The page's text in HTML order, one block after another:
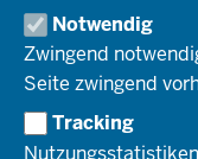
Notwendig
Zwingend
Seite zwingend
Tracking
Institutionen
Social-Media-Kanäle
SERVICES
Bekanntmachungen
HOTLINE